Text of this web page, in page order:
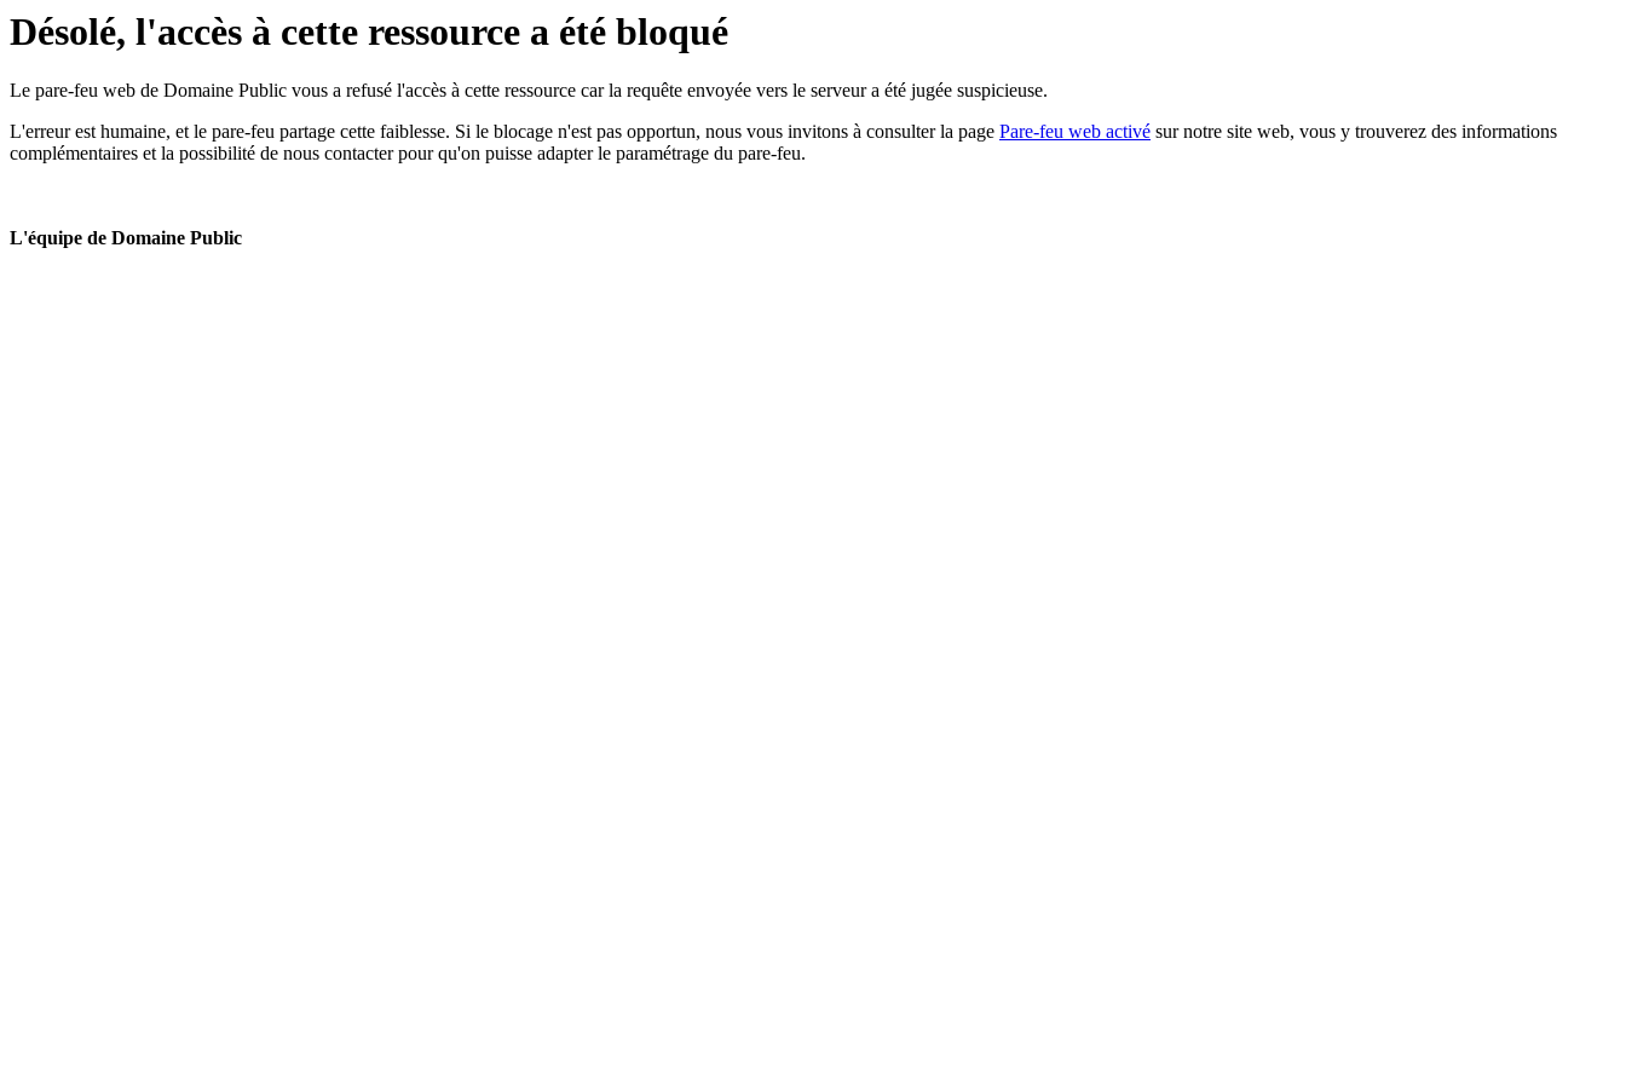
Désolé, l'accès à cette ressource a été bloqué
Le pare-feu web de Domaine Public vous a refusé l'accès à cette ressource car la requête envoyée vers le serveur a été jugée suspicieuse.
L'erreur est humaine, et le pare-feu partage cette faiblesse. Si le blocage n'est pas opportun, nous vous invitons à consulter la page Pare-feu web activé sur notre site web, vous y trouverez des informations
complémentaires et la possibilité de nous contacter pour qu'on puisse adapter le paramétrage du pare-feu.
L'équipe de Domaine Public